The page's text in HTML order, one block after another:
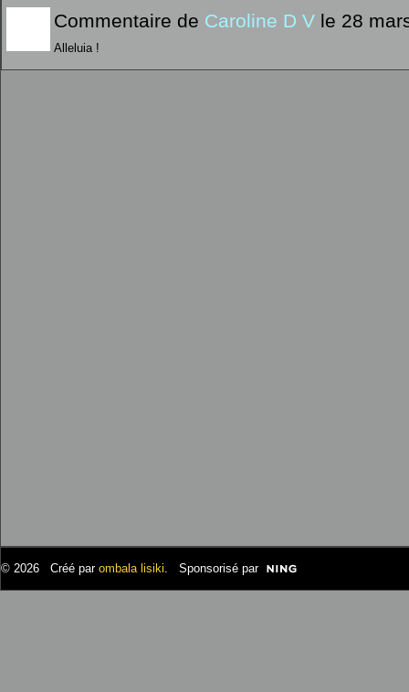
Commentaire de Caroline D V le 28
Alleluia !
© 2026 Créé par ombala lisiki. Sponsorisé par